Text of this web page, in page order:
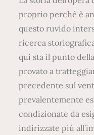
proprio perché è
questo ruvido
ricerca
qui sta il punto
provato a
precedente sul
prevalentemente
condizionate da
indirizzate più